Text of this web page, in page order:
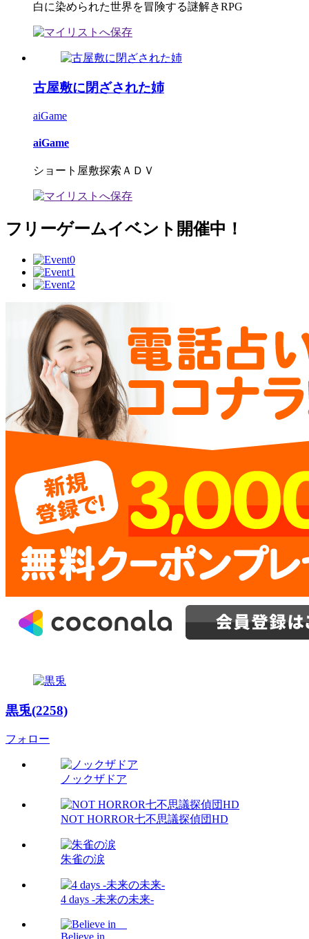
白に染められた世界を冒険する謎解きRPG
古屋敷に閉ざされた姉
aiGame
aiGame
ショート屋敷探索ＡＤＶ
フリーゲームイベント開催中！
黒兎(2258)
フォロー
ノックザドア
NOT HORROR七不思議探偵団HD
朱雀の涙
4 days -未来の未来-